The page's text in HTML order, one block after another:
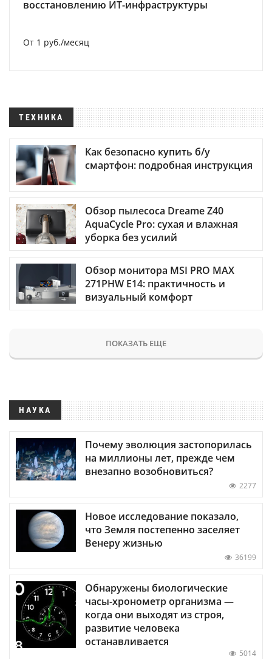
восстановлению ИТ-инфраструктуры
От 1 руб./месяц
ТЕХНИКА
Как безопасно купить б/у
смартфон: подробная инструкция
Обзор пылесоса Dreame Z40
AquaCycle Pro: сухая и влажная
уборка без усилий
Обзор монитора MSI PRO MAX
271PHW E14: практичность и
визуальный комфорт
ПОКАЗАТЬ ЕЩЕ
НАУКА
Почему эволюция застопорилась
на миллионы лет, прежде чем
внезапно возобновиться?
2277
Новое исследование показало,
что Земля постепенно заселяет
Венеру жизнью
36199
Обнаружены биологические
часы-хронометр организма —
когда они выходят из строя,
развитие человека
останавливается
5014